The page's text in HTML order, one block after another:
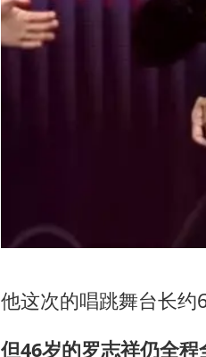
他这次的唱跳舞台长约6
但46岁的罗志祥仍全程